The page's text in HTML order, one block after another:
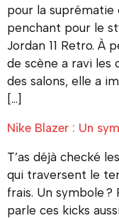
pour la suprématie
penchant pour le
Jordan 11 Retro. À
de scène a ravi les
des salons, elle a
[…]
Nike Blazer : Un
T’as déjà checké
qui traversent le
frais. Un symbole
parle ces kicks